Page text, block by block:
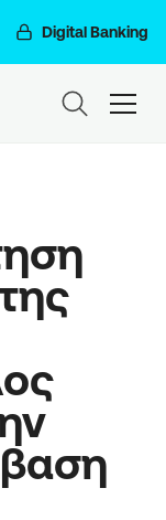
Digital Banking